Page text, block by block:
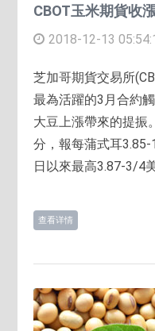
CBOT玉米期貨收
2018-12-13
芝加哥期貨交易所
最為活躍的3月合約
大豆上漲帶來的提振
分，報每蒲式耳
日以來最高3.87-3/4
查看详情